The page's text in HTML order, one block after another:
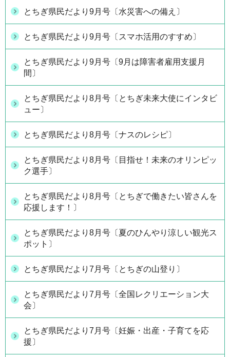
とちぎ県民だより9月号〔水災害への備え〕
とちぎ県民だより9月号〔スマホ活用のすすめ〕
とちぎ県民だより9月号〔9月は障害者雇用支援月
間〕
とちぎ県民だより8月号〔とちぎ未来大使にインタビ
ュー〕
とちぎ県民だより8月号〔ナスのレシピ〕
とちぎ県民だより8月号〔目指せ！未来のオリンピッ
ク選手〕
とちぎ県民だより8月号〔とちぎで働きたい皆さんを
応援します！〕
とちぎ県民だより8月号〔夏のひんやり涼しい観光ス
ポット〕
とちぎ県民だより7月号〔とちぎの山登り〕
とちぎ県民だより7月号〔全国レクリエーション大
会〕
とちぎ県民だより7月号〔妊娠・出産・子育てを応
援〕